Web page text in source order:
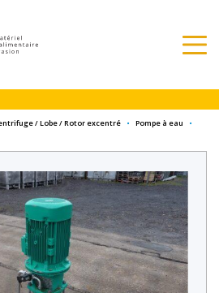
/ Lobe / Rotor excentré • Pompe à eau
•